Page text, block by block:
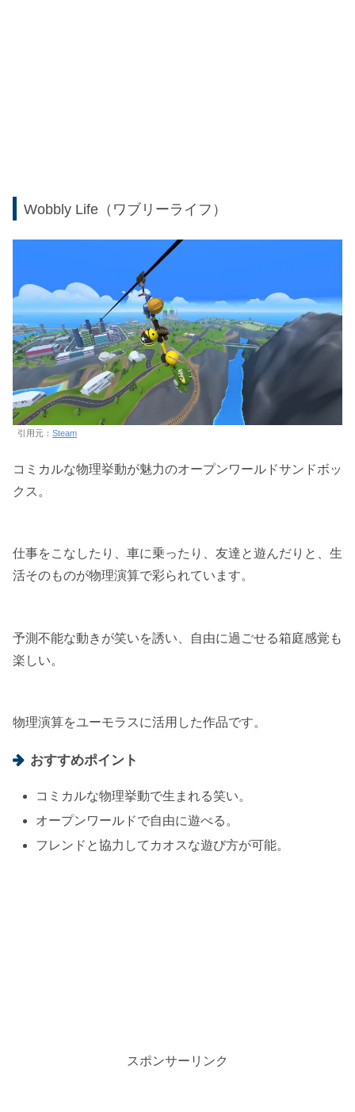
Wobbly Life（ワブリーライフ）
引用元： Steam
コミカルな物理挙動が魅力のオープンワールドサンドボッ
クス。
仕事をこなしたり、車に乗ったり、友達と遊んだりと、生
活そのものが物理演算で彩られています。
予測不能な動きが笑いを誘い、自由に過ごせる箱庭感覚も
楽しい。
物理演算をユーモラスに活用した作品です。
おすすめポイント
コミカルな物理挙動で生まれる笑い。
オープンワールドで自由に遊べる。
フレンドと協力してカオスな遊び方が可能。
スポンサーリンク